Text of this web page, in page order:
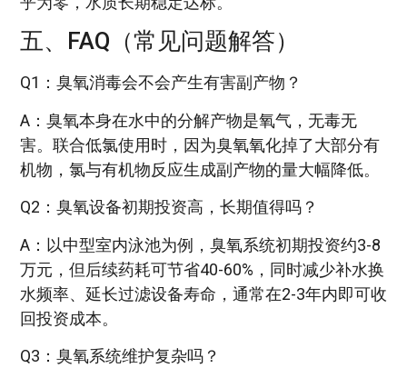
五、FAQ（常见问题解答）
Q1：臭氧消毒会不会产生有害副产物？
A：臭氧本身在水中的分解产物是氧气，无毒无
害。联合低氯使用时，因为臭氧氧化掉了大部分有
机物，氯与有机物反应生成副产物的量大幅降低。
Q2：臭氧设备初期投资高，长期值得吗？
A：以中型室内泳池为例，臭氧系统初期投资约3-8
万元，但后续药耗可节省40-60%，同时减少补水换
水频率、延长过滤设备寿命，通常在2-3年内即可收
回投资成本。
Q3：臭氧系统维护复杂吗？